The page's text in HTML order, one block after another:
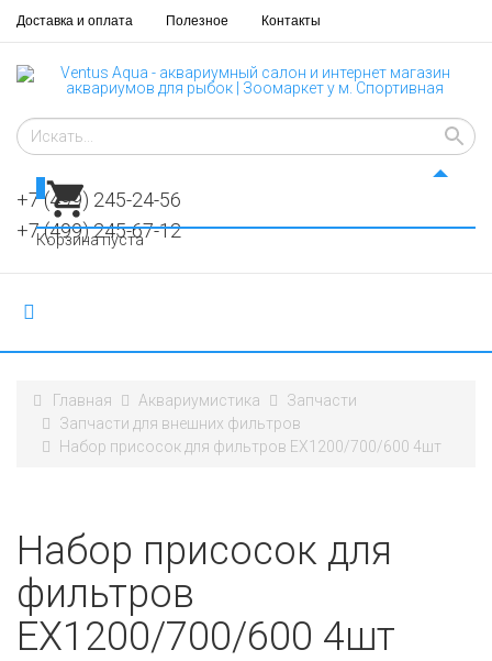
Доставка и оплата Полезное Контакты
+7 (499) 245-24-56
+7 (499) 245-67-12
Корзина пуста
Главная Аквариумистика
Запчасти
Запчасти для внешних фильтров
Набор присосок для фильтров ЕХ1200/700/600 4шт
Набор присосок для
фильтров
ЕХ1200/700/600 4шт